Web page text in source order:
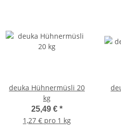
deuka Hühnermüsli 20
kg
25,49 € *
1,27 € pro 1 kg